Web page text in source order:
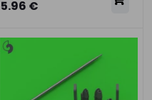
5.96 €